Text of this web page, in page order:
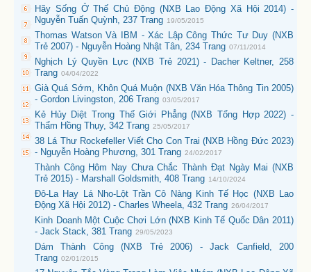
Hãy Sống Ở Thế Chủ Động (NXB Lao Động Xã Hội 2014) -
Nguyễn Tuấn Quỳnh, 237 Trang 19/05/2015
Thomas Watson Và IBM - Xác Lập Công Thức Tư Duy (NXB
Trẻ 2007) - Nguyễn Hoàng Nhật Tân, 234 Trang 07/11/2014
Nghịch Lý Quyền Lực (NXB Trẻ 2021) - Dacher Keltner, 258
Trang 04/04/2022
Già Quá Sớm, Khôn Quá Muộn (NXB Văn Hóa Thông Tin 2005)
- Gordon Livingston, 206 Trang 03/05/2017
Kẻ Hủy Diệt Trong Thế Giới Phẳng (NXB Tổng Hợp 2022) -
Thẩm Hồng Thụy, 342 Trang 25/05/2017
38 Lá Thư Rockefeller Viết Cho Con Trai (NXB Hồng Đức 2023)
- Nguyễn Hoàng Phương, 301 Trang 24/02/2017
Thành Công Hôm Nay Chưa Chắc Thành Đạt Ngày Mai (NXB
Trẻ 2015) - Marshall Goldsmith, 408 Trang 14/10/2024
Đô-La Hay Lá Nho-Lột Trần Cô Nàng Kinh Tế Học (NXB Lao
Động Xã Hội 2012) - Charles Wheela, 432 Trang 26/04/2017
Kinh Doanh Một Cuộc Chơi Lớn (NXB Kinh Tế Quốc Dân 2011)
- Jack Stack, 381 Trang 29/05/2023
Dám Thành Công (NXB Trẻ 2006) - Jack Canfield, 200
Trang 02/01/2015